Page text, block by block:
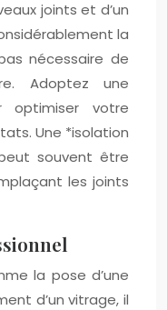
joints et d’un
la
nécessaire de
Adoptez une
optimiser votre
Une *isolation
souvent être
les joints
la pose d’une
d’un vitrage, il